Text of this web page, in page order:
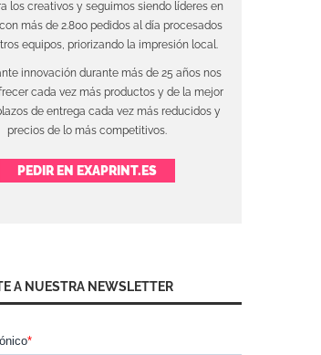
los creativos y seguimos siendo líderes en
más de 2.800 pedidos al día procesados
equipos, priorizando la impresión local.
innovación durante más de 25 años nos
cada vez más productos y de la mejor
de entrega cada vez más reducidos y
precios de lo más competitivos.
PEDIR EN EXAPRINT.ES
A NUESTRA NEWSLETTER